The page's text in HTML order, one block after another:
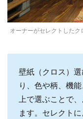
オーナーがセレクトした
壁紙（クロス）
り、色や柄、機
上で選ぶことで
ます。セレクト